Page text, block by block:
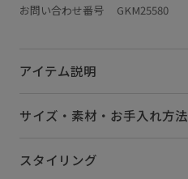
お問い合わせ番号 GKM25580
アイテム説明
サイズ・素材・お手入れ方法
スタイリング